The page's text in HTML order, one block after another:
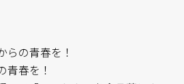
らの青春を！
青春を！